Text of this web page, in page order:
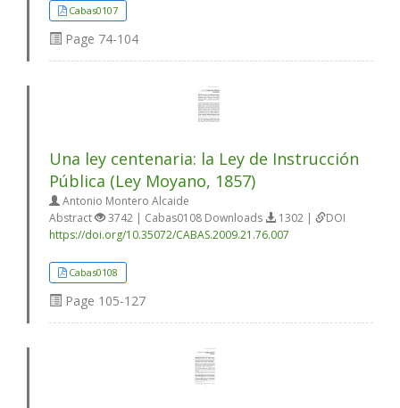
Cabas0107
Page 74-104
Una ley centenaria: la Ley de Instrucción
Pública (Ley Moyano, 1857)
Antonio Montero Alcaide
Abstract
3742 | Cabas0108 Downloads 1302 |
DOI
https://doi.org/10.35072/CABAS.2009.21.76.007
Cabas0108
Page 105-127